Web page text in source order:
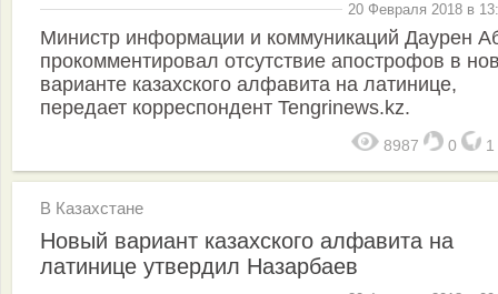
20 Февраля 2018 в
Министр информации и коммуникаций Даурен
прокомментировал отсутствие апострофов в
варианте казахского алфавита на латинице,
передает корреспондент Tengrinews.kz.
8987 0 1
В Казахстане
Новый вариант казахского алфавита на
латинице утвердил Назарбаев